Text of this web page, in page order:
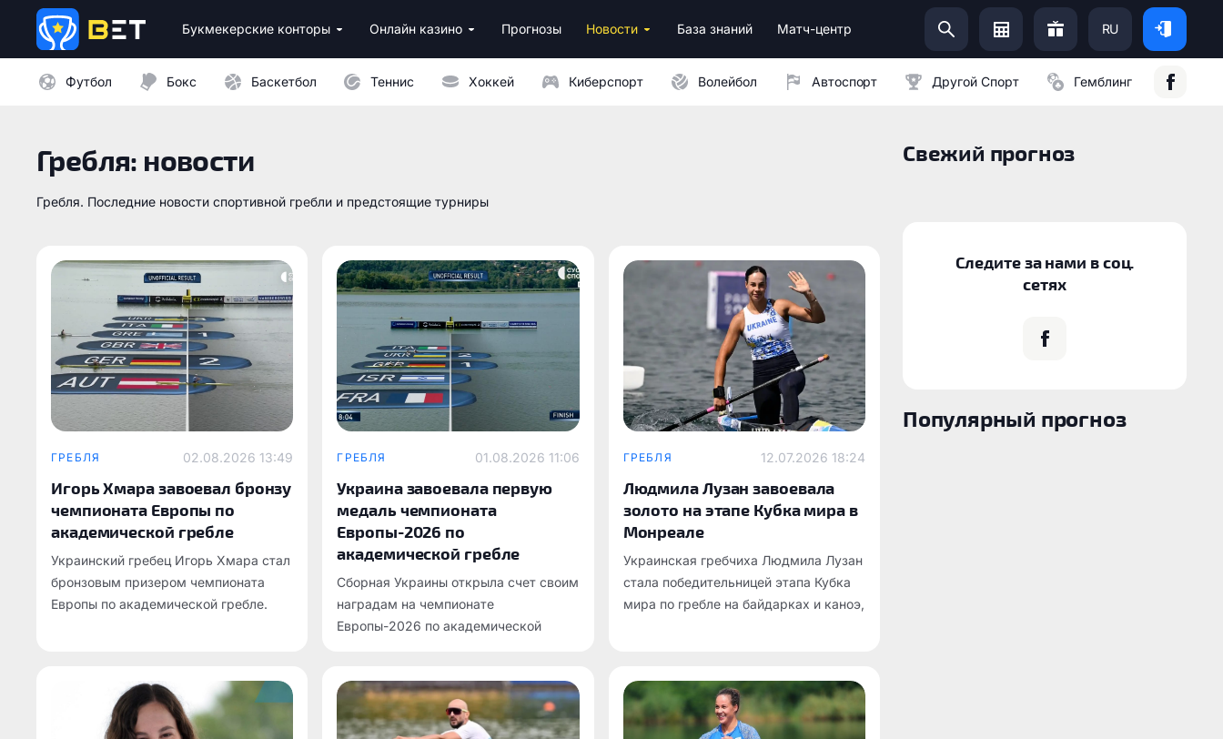
Букмекерские конторы Онлайн казино Прогнозы Новости База знаний Матч-центр RU
Футбол Бокс Баскетбол Теннис Хоккей Киберспорт Волейбол Автоспорт Другой Спорт Гемблинг
Гребля: новости
Гребля. Последние новости спортивной гребли и предстоящие турниры
ГРЕБЛЯ 02.08.2026 13:49
Игорь Хмара завоевал бронзу
чемпионата Европы по
академической гребле
Украинский гребец Игорь Хмара стал
бронзовым призером чемпионата
Европы по академической гребле.
ГРЕБЛЯ 01.08.2026 11:06
Украина завоевала первую
медаль чемпионата
Европы-2026 по
академической гребле
Сборная Украины открыла счет своим
наградам на чемпионате
Европы-2026 по академической
ГРЕБЛЯ 12.07.2026 18:24
Людмила Лузан завоевала
золото на этапе Кубка мира в
Монреале
Украинская гребчиха Людмила Лузан
стала победительницей этапа Кубка
мира по гребле на байдарках и каноэ,
Свежий прогноз
Следите за нами в соц.
сетях
Популярный прогноз